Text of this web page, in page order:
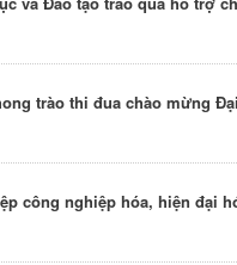
trào thi đua chào mừng
công nghiệp hóa, hiện đại